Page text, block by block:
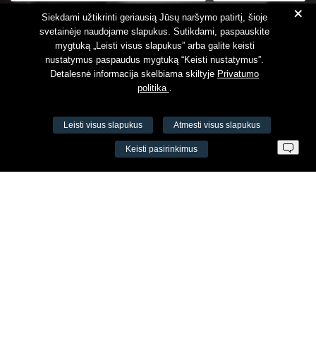
Susipažinau suPrivatumo politika
VŠĮ Fitneso mokymo centras AEROMIX
+
Siekdami užtikrinti geriausią Jūsų naršymo patirtį, šioje
svetainėje naudojame slapukus. Sutikdami, paspauskite
mygtuką „Leisti visus slapukus” arba galite keisti
nustatymus paspaudus mygtuką “Keisti nustatymus”.
Detalesnė informacija skelbiama skiltyje Privatumo
politika .
Leisti visus slapukus Atmesti visus slapukus
Keisti pasirinkimus